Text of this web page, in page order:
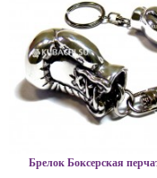
Брелок Боксерская